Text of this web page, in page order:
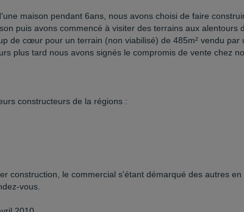
maison pendant 6ans, nous avons choisi de faire
puis avons commencé à visiter des terrains aux alentours
de cœur pour un terrain (non viabilisé) de 485m² vendu par
plus tard nous avons signés le compromis de vente chez
constructeurs de la régions :
construction, le commercial s'étant démarqué des autres
vous.